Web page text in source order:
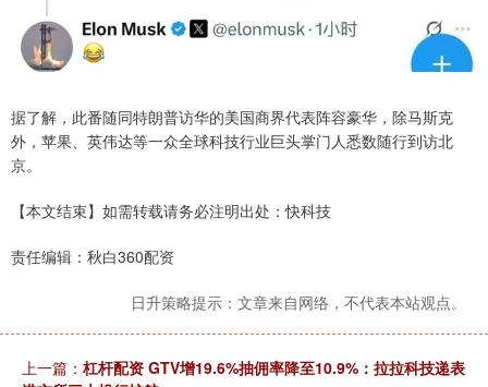
据了解，此番随同特朗普访华的美国商界代表阵容豪华，除马斯克
外，苹果、英伟达等一众全球科技行业巨头掌门人悉数随行到访北
京。
【本文结束】如需转载请务必注明出处：快科技
责任编辑：秋白360配资
日升策略提示：文章来自网络，不代表本站观点。
上一篇： 杠杆配资 GTV增19.6%抽佣率降至10.9%：拉拉科技递表